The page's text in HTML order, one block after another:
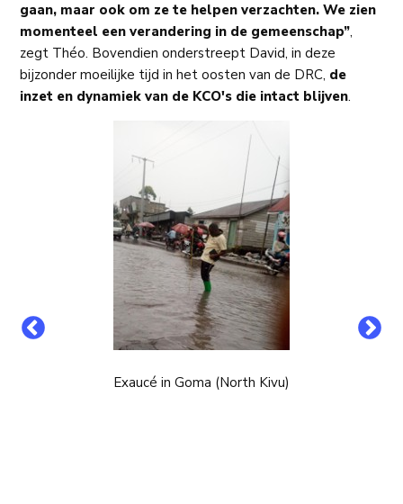
gaan, maar ook om ze te helpen verzachten. We zien
momenteel een verandering in de gemeenschap”,
zegt Théo. Bovendien onderstreept David, in deze
bijzonder moeilijke tijd in het oosten van de DRC, de
inzet en dynamiek van de KCO's die intact blijven.
Exaucé in Goma (North Kivu)